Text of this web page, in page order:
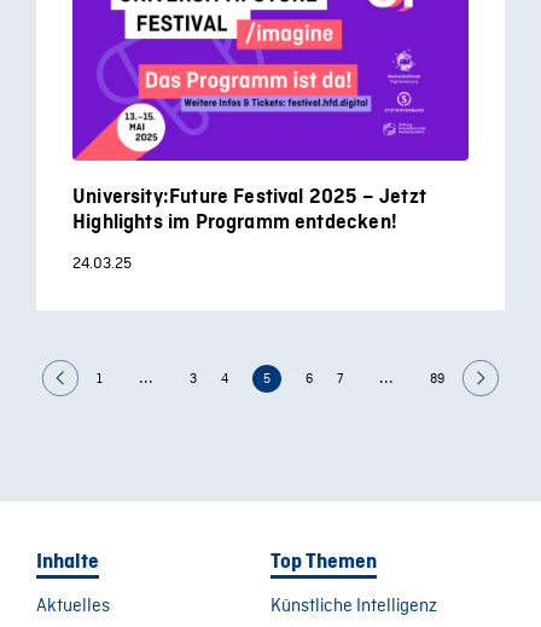
University:Future Festival 2025 – Jetzt
Highlights im Programm entdecken!
24.03.25
1 ... 3 4 5 6 7 ... 89
Inhalte
Aktuelles
Top Themen
Künstliche Intelligenz